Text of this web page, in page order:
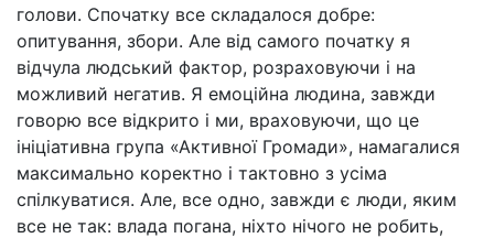
голови. Спочатку все складалося добре:
опитування, збори. Але від самого початку я
відчула людський фактор, розраховуючи і на
можливий негатив. Я емоційна людина, завжди
говорю все відкрито і ми, враховуючи, що це
ініціативна група «Активної Громади», намагалися
максимально коректно і тактовно з усіма
спілкуватися. Але, все одно, завжди є люди, яким
все не так: влада погана, ніхто нічого не робить,